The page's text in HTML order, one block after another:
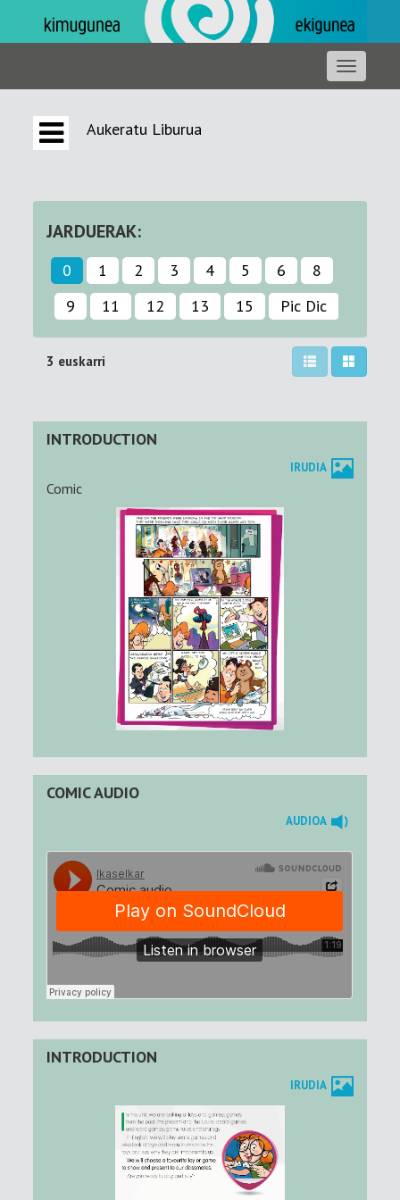
Aukeratu Liburua
JARDUERAK:
0 1 2 3 4 5 6
8
9
11 12 13 15 Pic Dic
3 euskarri
INTRODUCTION
IRUDIA
Comic
COMIC AUDIO
AUDIOA
INTRODUCTION
IRUDIA